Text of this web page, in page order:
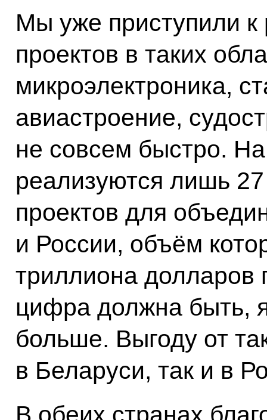
Мы уже приступили к
проектов в таких
микроэлектроника,
авиастроение,
не совсем быстро.
реализуются лишь
проектов для
и России, объём
триллиона долларов
цифра должна быть,
больше. Выгоду от
в Беларуси, так и в